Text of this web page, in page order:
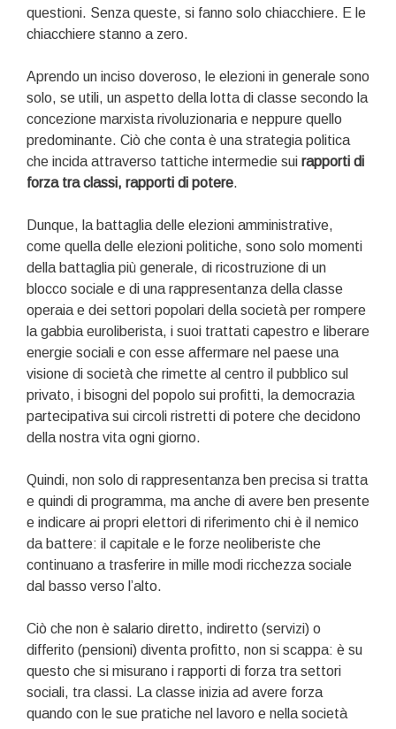
questioni. Senza queste, si fanno solo chiacchiere. E le
chiacchiere stanno a zero.
Aprendo un inciso doveroso, le elezioni in generale sono
solo, se utili, un aspetto della lotta di classe secondo la
concezione marxista rivoluzionaria e neppure quello
predominante. Ciò che conta è una strategia politica
che incida attraverso tattiche intermedie sui rapporti di
forza tra classi, rapporti di potere.
Dunque, la battaglia delle elezioni amministrative,
come quella delle elezioni politiche, sono solo momenti
della battaglia più generale, di ricostruzione di un
blocco sociale e di una rappresentanza della classe
operaia e dei settori popolari della società per rompere
la gabbia euroliberista, i suoi trattati capestro e liberare
energie sociali e con esse affermare nel paese una
visione di società che rimette al centro il pubblico sul
privato, i bisogni del popolo sui profitti, la democrazia
partecipativa sui circoli ristretti di potere che decidono
della nostra vita ogni giorno.
Quindi, non solo di rappresentanza ben precisa si tratta
e quindi di programma, ma anche di avere ben presente
e indicare ai propri elettori di riferimento chi è il nemico
da battere: il capitale e le forze neoliberiste che
continuano a trasferire in mille modi ricchezza sociale
dal basso verso l’alto.
Ciò che non è salario diretto, indiretto (servizi) o
differito (pensioni) diventa profitto, non si scappa: è su
questo che si misurano i rapporti di forza tra settori
sociali, tra classi. La classe inizia ad avere forza
quando con le sue pratiche nel lavoro e nella società